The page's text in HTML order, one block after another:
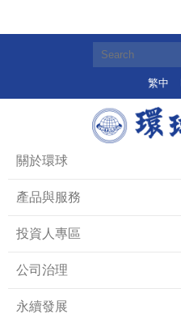
繁中
關於環球
產品與服務
投資人專區
公司治理
永續發展